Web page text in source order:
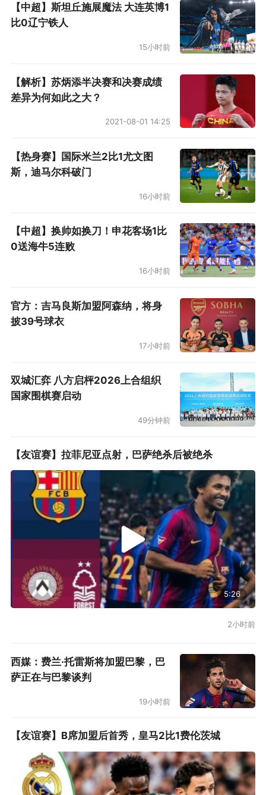
【中超】斯坦丘施展魔法 大连英博1
比0辽宁铁人
15小时前
【解析】苏炳添半决赛和决赛成绩
差异为何如此之大？
2021-08-01 14:25
【热身赛】国际米兰2比1尤文图
斯，迪马尔科破门
16小时前
【中超】换帅如换刀！申花客场1比
0送海牛5连败
16小时前
官方：吉马良斯加盟阿森纳，将身
披39号球衣
17小时前
双城汇弈 八方启枰2026上合组织
国家围棋赛启动
49分钟前
【友谊赛】拉菲尼亚点射，巴萨绝杀后被绝杀
5:26
2小时前
西媒：费兰·托雷斯将加盟巴黎，巴
萨正在与巴黎谈判
19小时前
【友谊赛】B席加盟后首秀，皇马2比1费伦茨城